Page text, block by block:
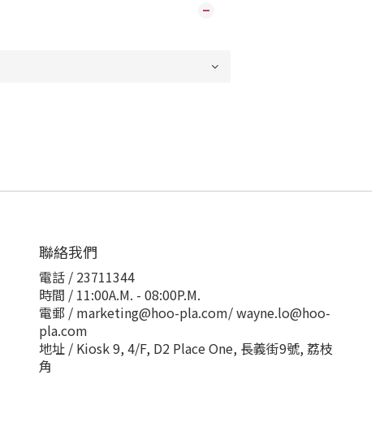
聯絡我們
電話 / 23711344
時間 / 11:00A.M. - 08:00P.M.
電郵 / marketing@hoo-pla.com/ wayne.lo@hoo-
pla.com
地址 / Kiosk 9, 4/F, D2 Place One, 長義街9號, 荔枝
角